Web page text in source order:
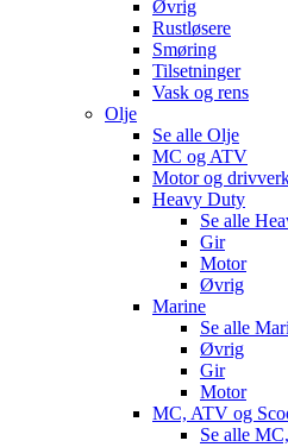
Øvrig
Rustløsere
Smøring
Tilsetninger
Vask og rens
Olje
Se alle Olje
MC og ATV
Motor og
Heavy Duty
Se alle
Gir
Motor
Øvrig
Marine
Se alle
Øvrig
Gir
Motor
MC, ATV og
Se alle